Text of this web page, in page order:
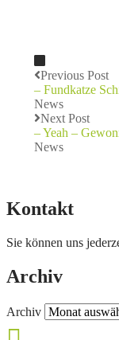
Previous Post
– Fundkatze
News
Next Post
– Yeah –
News
Kontakt
Sie können uns
Archiv
Archiv